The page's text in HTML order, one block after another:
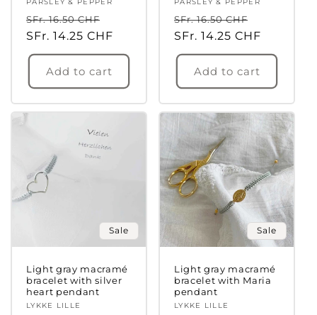
Vendor:
Regular
price
SFr. 16.50 CHF
price
SFr. 14.25 CHF
Add to cart
Vendor:
Regular
price
SFr. 16.50 CHF
price
SFr. 14.25 CHF
Add to cart
Sale
Light gray macramé
bracelet with silver
heart pendant
Vendor:
LYKKE LILLE
Sale
Light gray macramé
bracelet with Maria
pendant
Vendor:
LYKKE LILLE
Login required
Log in to your account to add products to